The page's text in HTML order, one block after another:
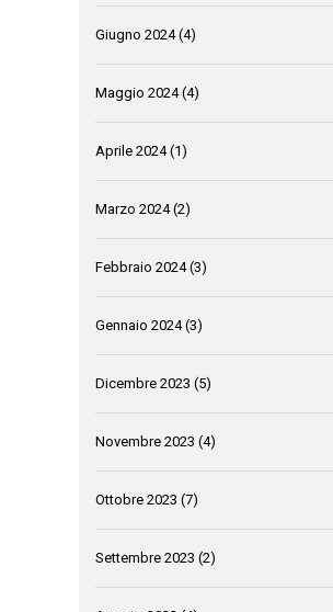
Giugno 2024(4)
Maggio 2024(4)
Aprile 2024(1)
Marzo 2024(2)
Febbraio 2024(3)
Gennaio 2024(3)
Dicembre 2023 (5)
Novembre 2023 (4)
Ottobre 2023 (7)
Settembre 2023 (2)